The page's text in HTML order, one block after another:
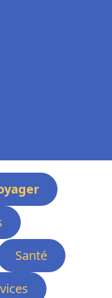
Santé